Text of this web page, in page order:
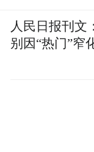
人民日报刊文
别因“热门”窄